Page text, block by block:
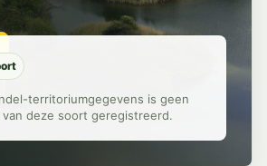
territoriumgegevens is geen
van deze soort geregistreerd.